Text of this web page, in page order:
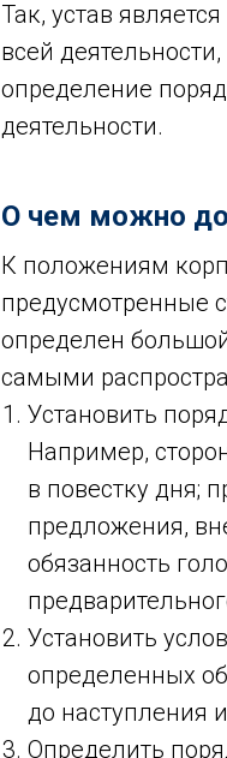
Так, устав
всей
определение
деятельности.
О чем можно
К положениям
предусмотренные
определен
самыми
Установить
Например,
в повестку дня;
предложения,
обязанность
Установить
определенных
до наступления
Определить